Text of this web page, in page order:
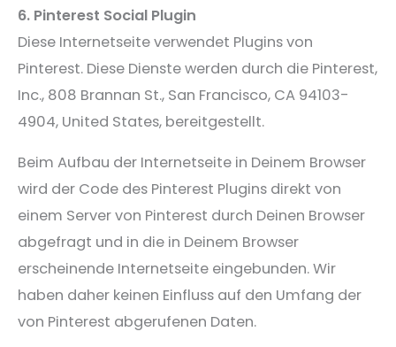
6. Pinterest Social Plugin
Diese Internetseite verwendet Plugins von
Pinterest. Diese Dienste werden durch die Pinterest,
Inc., 808 Brannan St., San Francisco, CA 94103-
4904, United States, bereitgestellt.
Beim Aufbau der Internetseite in Deinem Browser
wird der Code des Pinterest Plugins direkt von
einem Server von Pinterest durch Deinen Browser
abgefragt und in die in Deinem Browser
erscheinende Internetseite eingebunden. Wir
haben daher keinen Einfluss auf den Umfang der
von Pinterest abgerufenen Daten.